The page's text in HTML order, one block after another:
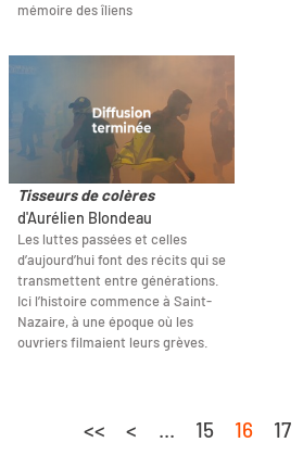
mémoire des îliens
Tisseurs de colères
d'Aurélien Blondeau
Les luttes passées et celles
d’aujourd’hui font des récits qui se
transmettent entre générations.
Ici l’histoire commence à Saint-
Nazaire, à une époque où les
ouvriers filmaient leurs grèves.
<< < ... 15 16 17